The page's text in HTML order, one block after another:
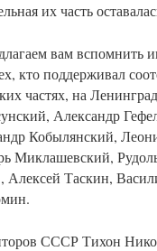
их часть
вам вспомнить
кто поддерживал
частях, на
Александр
Кобылянский,
Миклашевский,
Таскин,
СССР Тихон